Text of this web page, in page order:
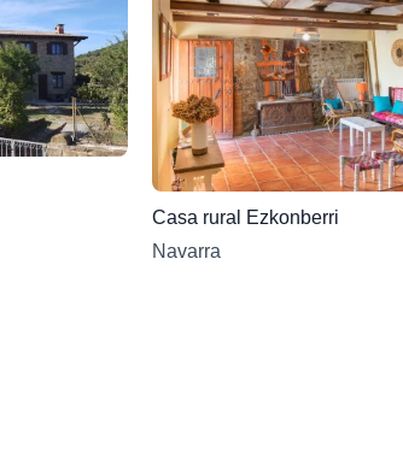
Casa rural Ezkonberri
Navarra